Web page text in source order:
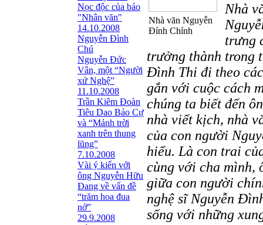
Nọc độc của báo
"Nhân văn"
14.10.2008
Nguyễn Đình
Chú
Nguyễn Đức
Vân, một “Người
xứ Nghệ”
11.10.2008
Trần Kiêm Đoàn
Tiêu Dao Bảo Cự
và “Mảnh trời
xanh trên thung
lũng”
7.10.2008
Vài ý kiến với
ông Nguyễn Hữu
Đang về vấn đề
“trăm hoa đua
nở”
29.9.2008
Nhà văn Nguyễn
Đính Chính
Nhà
trưng
trưởng thành trong
Đình Thi đi theo
gắn với cuộc cách
chúng ta biết đến
nhà viết kịch, nhà
của con người
hiểu. Là con trai
cùng với cha mình,
giữa con người
nghệ sĩ Nguyễn
sống với những